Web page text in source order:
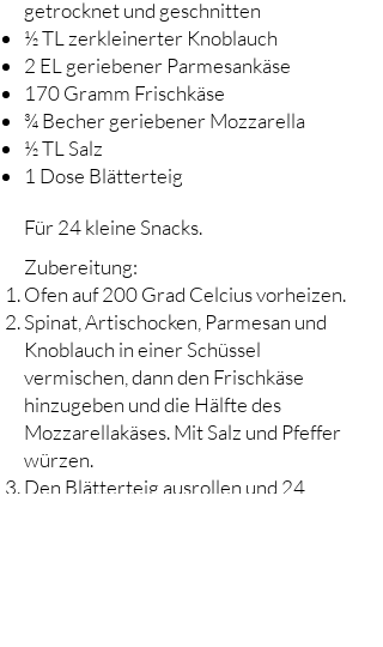
getrocknet und geschnitten
½ TL zerkleinerter Knoblauch
2 EL geriebener Parmesankäse
170 Gramm Frischkäse
¾ Becher geriebener Mozzarella
½ TL Salz
1 Dose Blätterteig
​Für 24 kleine Snacks.
Zubereitung:
Ofen auf 200 Grad Celcius vorheizen.
Spinat, Artischocken, Parmesan und
Knoblauch in einer Schüssel
vermischen, dann den Frischkäse
hinzugeben und die Hälfte des
Mozzarellakäses. Mit Salz und Pfeffer
würzen.
Den Blätterteig ausrollen und 24